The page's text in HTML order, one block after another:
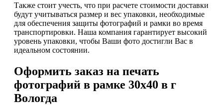
Также стоит учесть, что при расчете стоимости доставки
будут учитываться размер и вес упаковки, необходимые
для обеспечения защиты фотографий и рамки во время
транспортировки. Наша компания гарантирует высокий
уровень упаковки, чтобы Ваши фото достигли Вас в
идеальном состоянии.
Оформить заказ на печать
фотографий в рамке 30х40 в г
Вологда